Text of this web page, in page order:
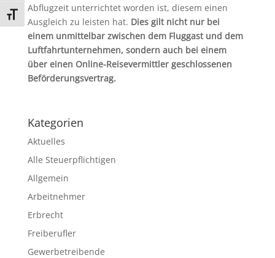
Schrift vergrößern
Abflugzeit unterrichtet worden ist, diesem einen
Ausgleich zu leisten hat. Dies gilt nicht nur bei
einem unmittelbar zwischen dem Fluggast und dem
Luftfahrtunternehmen, sondern auch bei einem
über einen Online-Reisevermittler geschlossenen
Beförderungsvertrag.
Kategorien
Aktuelles
Alle Steuerpflichtigen
Allgemein
Arbeitnehmer
Erbrecht
Freiberufler
Gewerbetreibende